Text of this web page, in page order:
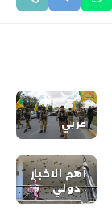
عربي
أهم الاخبار
دولي